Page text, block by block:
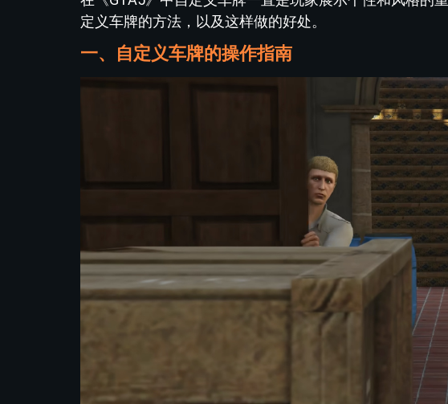
定义车牌的方法，以及这样做的好处。
一、自定义车牌的操作指南